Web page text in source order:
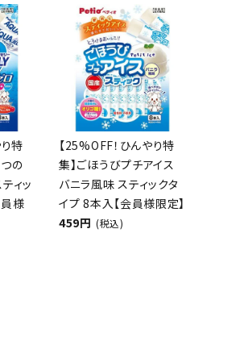
特
の
ィッ
様
【25%OFF！ひんやり特
集】ごほうびプチアイス
バニラ風味 スティックタ
イプ 8本入【会員様限定】
459円 (税込)